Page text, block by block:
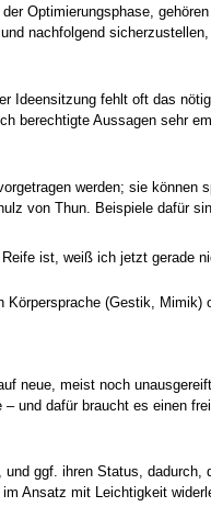
Optimierungsphase,
nachfolgend
Ideensitzung fehlt oft das
berechtigte Aussagen sehr
werden; sie
von Thun. Beispiele dafür
ist, weiß ich jetzt gerade
Körpersprache (Gestik,
neue, meist noch
und dafür braucht es einen
ggf. ihren Status,
Ansatz mit Leichtigkeit